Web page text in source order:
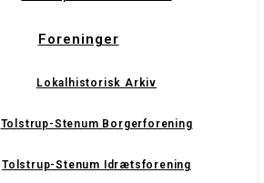
Foreninger
Lokalhistorisk Arkiv
Tolstrup-Stenum Borgerforening
Tolstrup-Stenum Idrætsforening